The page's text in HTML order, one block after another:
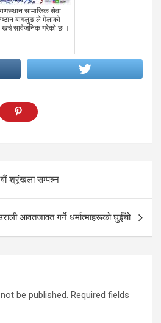
सामाजिक सेवा
बागलुङ ले मेलाको
खर्च सार्वजनिक गरेको छ ।
श्रृंखला सम्पन्न्न
आवतजावत गर्ने धर्मात्माहरूको घुईँचो
be published. Required fields